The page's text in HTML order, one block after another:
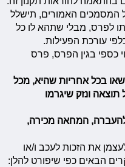
המסמכים האמורים, תישלל
לפרס, מבלי שתהא לו כל
עורכת הפעילות.
כספי בגין הפרס, פרס
בכל אחריות שהיא, מכל
ונזק שיגרמו
להעברה, המחאה מכירה,
את הזכות לעכב ו/או
הבאים כפי שיפורט להלן: